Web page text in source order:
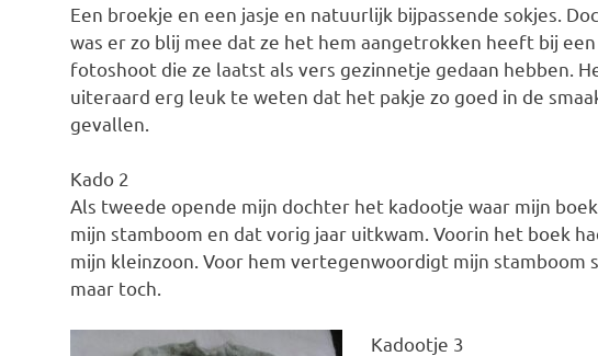
Een broekje en een jasje en natuurlijk bijpassende sokjes.
was er zo blij mee dat ze het hem aangetrokken heeft bij een
fotoshoot die ze laatst als vers gezinnetje gedaan hebben.
uiteraard erg leuk te weten dat het pakje zo goed in de
gevallen.
Kado 2
Als tweede opende mijn dochter het kadootje waar mijn
mijn stamboom en dat vorig jaar uitkwam. Voorin het boek
mijn kleinzoon. Voor hem vertegenwoordigt mijn stamboom
maar toch.
Kadootje 3